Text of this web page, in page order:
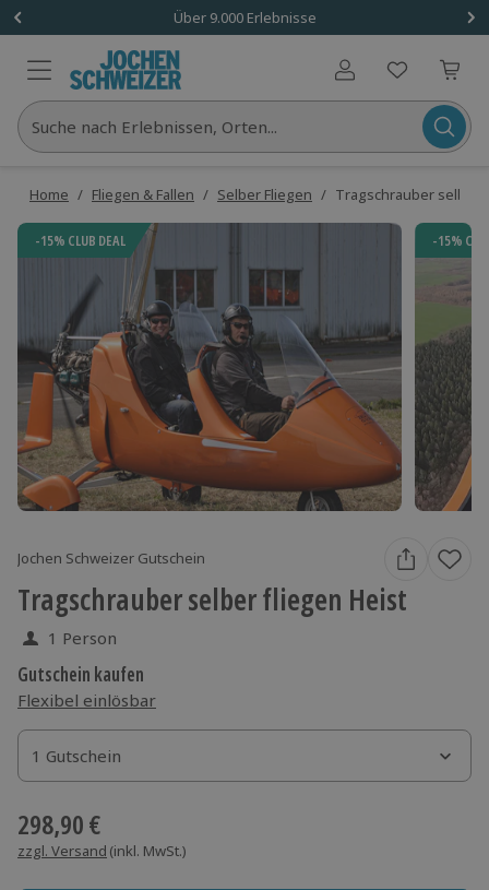
Über 9.000 Erlebnisse
Benutzerkonto
Suche nach Erlebnissen, Orten...
Home / Fliegen & Fallen / Selber Fliegen / Tragschrauber selber
-15% CLUB DEAL -15%
Jochen Schweizer Gutschein
Tragschrauber selber fliegen Heist
1 Person
Gutschein kaufen
Flexibel einlösbar
1 Gutschein
1 Gutschein
1 Gutschein
298,90 €
zzgl. Versand (inkl. MwSt.)